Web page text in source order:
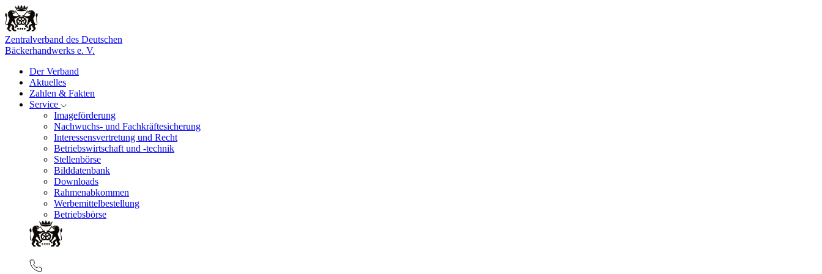
Zentralverband des Deutschen
Bäckerhandwerks e. V.
Der Verband
Aktuelles
Zahlen & Fakten
Service
Imageförderung
Nachwuchs- und Fachkräftesicherung
Interessensvertretung und Recht
Betriebswirtschaft und -technik
Stellenbörse
Bilddatenbank
Downloads
Rahmenabkommen
Werbemittelbestellung
Betriebsbörse